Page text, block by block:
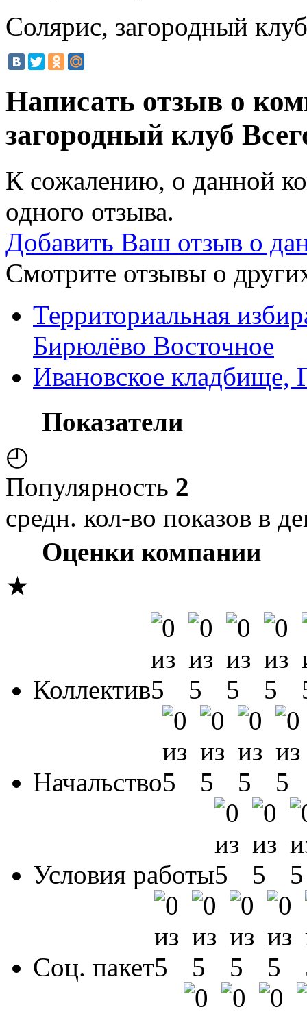
Солярис, загородный клуб
Написать отзыв о
загородный клуб
К сожалению, о данной
одного отзыва.
Добавить Ваш отзыв о
Смотрите отзывы о
Территориальная
Бирюлёво Восточное
Ивановское кладбище,
Показатели
◴
Популярность 2
средн. кол-во показов в
Оценки компании
★
Коллектив
Начальство
Условия работы
Соц. пакет